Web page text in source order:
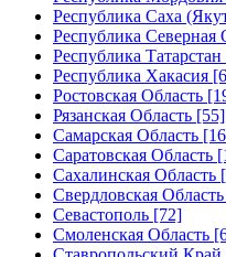
Республика Саха
Республика
Республика
Республика Хакасия
Ростовская Область
Рязанская Область [55]
Самарская Область
Саратовская Область
Сахалинская Область
Свердловская
Севастополь [72]
Смоленская Область